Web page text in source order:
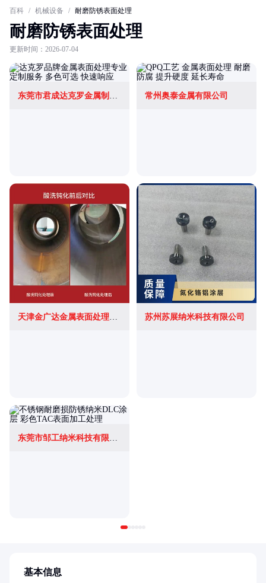
百科 / 机械设备 / 耐磨防锈表面处理
耐磨防锈表面处理
更新时间：2026-07-04
东莞市君成达克罗金属制品有限公司 常州奥泰金属有限公司
天津金广达金属表面处理有限公司 苏州苏展纳米科技有限公司
基本信息